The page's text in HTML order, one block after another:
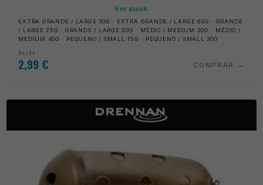
Em stock
EXTRA GRANDE / LARGE 30G · EXTRA GRANDE / LARGE 60G · GRANDE
/ LARGE 25G · GRANDE / LARGE 50G · MÉDIO / MEDIUM 20G · MÉDIO /
MEDIUM 40G · PEQUENO / SMALL 15G · PEQUENO / SMALL 30G
Desde
2,99 € COMPRAR